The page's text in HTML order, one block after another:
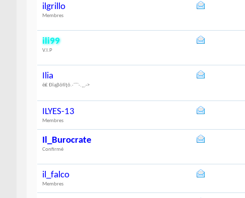
ilgrillo
Membres
ili99
V.I.P
Ilia
ĕ₤ Đĩąβŏłĩţŏ.·´¯`·.¸¸.->
ILYES-13
Membres
Il_Burocrate
Confirmé
il_falco
Membres